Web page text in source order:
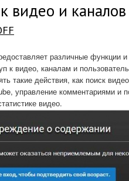
видео и
различные функции
к видео, каналам и
такие действия, как поиск
управление комментариями и
видео.